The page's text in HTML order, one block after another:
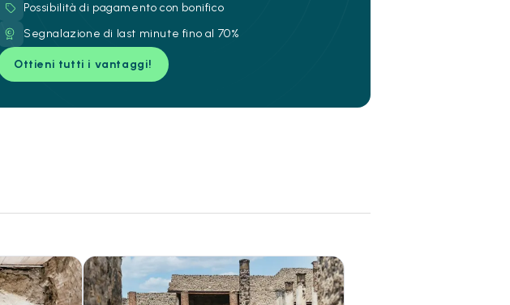
Possibilità di pagamento con bonifico
Segnalazione di last minute fino al 70%
Ottieni tutti i vantaggi!